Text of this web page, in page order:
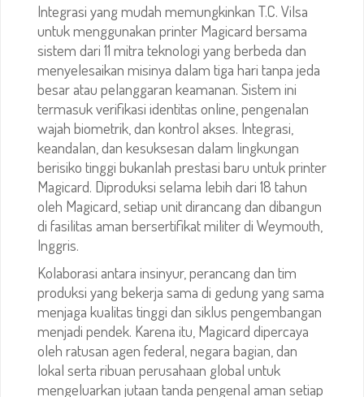
Integrasi yang mudah memungkinkan T.C. Vilsa
untuk menggunakan printer Magicard bersama
sistem dari 11 mitra teknologi yang berbeda dan
menyelesaikan misinya dalam tiga hari tanpa jeda
besar atau pelanggaran keamanan. Sistem ini
termasuk verifikasi identitas online, pengenalan
wajah biometrik, dan kontrol akses. Integrasi,
keandalan, dan kesuksesan dalam lingkungan
berisiko tinggi bukanlah prestasi baru untuk printer
Magicard. Diproduksi selama lebih dari 18 tahun
oleh Magicard, setiap unit dirancang dan dibangun
di fasilitas aman bersertifikat militer di Weymouth,
Inggris.
Kolaborasi antara insinyur, perancang dan tim
produksi yang bekerja sama di gedung yang sama
menjaga kualitas tinggi dan siklus pengembangan
menjadi pendek. Karena itu, Magicard dipercaya
oleh ratusan agen federal, negara bagian, dan
lokal serta ribuan perusahaan global untuk
mengeluarkan jutaan tanda pengenal aman setiap